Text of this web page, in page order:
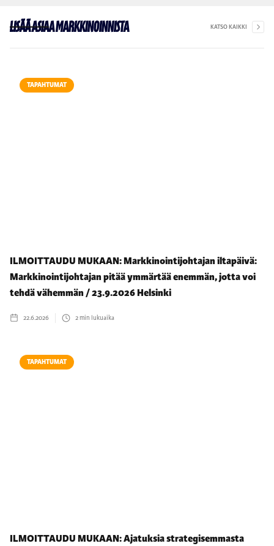
Lisää asiaa markkinoinnista KATSO KAIKKI
TAPAHTUMAT
ILMOITTAUDU MUKAAN: Markkinointijohtajan iltapäivä:
Markkinointijohtajan pitää ymmärtää enemmän, jotta voi
tehdä vähemmän / 23.9.2026 Helsinki
22.6.2026 2min lukuaika
TAPAHTUMAT
ILMOITTAUDU MUKAAN: Ajatuksia strategisemmasta